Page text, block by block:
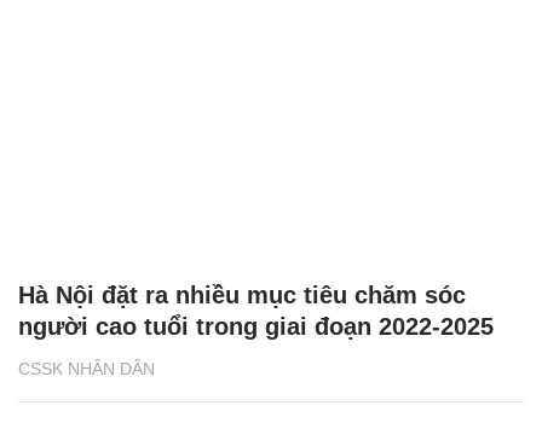
CSSK NHÂN DÂN
Hà Nội đặt ra nhiều mục tiêu chăm sóc
người cao tuổi trong giai đoạn 2022-2025